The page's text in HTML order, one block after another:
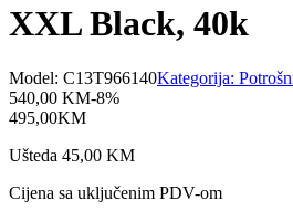
XXL Black, 40k
Model: C13T966140Kategorija:
540,00 KM-8%
495,00KM
Ušteda 45,00 KM
Cijena sa uključenim PDV-om